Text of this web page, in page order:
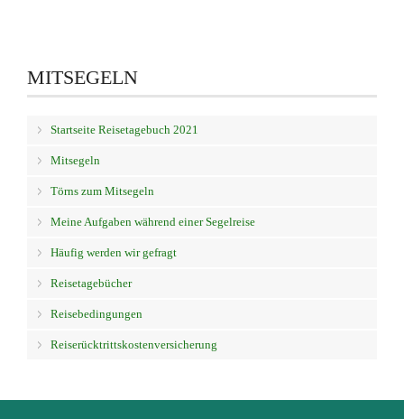
MITSEGELN
Startseite Reisetagebuch 2021
Mitsegeln
Törns zum Mitsegeln
Meine Aufgaben während einer Segelreise
Häufig werden wir gefragt
Reisetagebücher
Reisebedingungen
Reiserücktrittskostenversicherung